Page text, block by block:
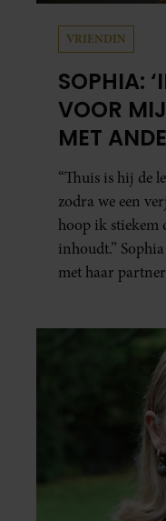
VRIENDIN
SOPHIA:
VOOR
MET
“Thuis is hij de
zodra we een
hoop ik stiekem
inhoudt.”
met haar
vaker schaamt